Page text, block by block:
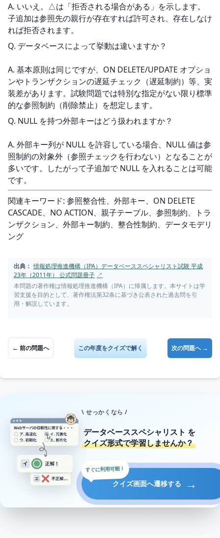
A. いいえ。△は「拒否される場合がある」を示します。
子追加は参照先の親行が存在すれば許可され、存在しなけ
れば拒否されます。
Q. データベースによって挙動は違いますか？
A. 基本原則は同じですが、ON DELETE/UPDATE オプショ
ンやトランザクションの遅延チェック（遅延制約）等、実
装差があります。試験問題では特別な指定がない限り標準
的な参照制約（削除禁止）を想定します。
Q. NULL を持つ外部キーはどう扱われますか？
A. 外部キー列が NULL を許容している場合、NULL 値は参
照制約の対象外（参照チェックを行わない）となることが
多いです。したがって子追加で NULL を入れることは可能
です。
関連キーワード: 参照整合性、外部キー、ON DELETE
CASCADE、NO ACTION、親子テーブル、参照制約、トラ
ンザクション、外部キー制約、整合性制約、データモデリ
ング
出典： 情報処理推進機構（IPA）データベーススペシャリスト試験 平成
23年（2011年） 公式問題冊子 ↗
本問題の著作権は情報処理推進機構（IPA）に帰属します。本サイトは学
習支援を目的として、著作権法第32条に基づき公表された過去問を引
用・解説しています。
← 前の問題へ この年度をクイズで解く 次の問題へ →
\ せっかくなら /
データベーススペシャリスト を
クイズ形式で学習しませんか？
クイズ画面へ遷移する →
すぐに利用可能！